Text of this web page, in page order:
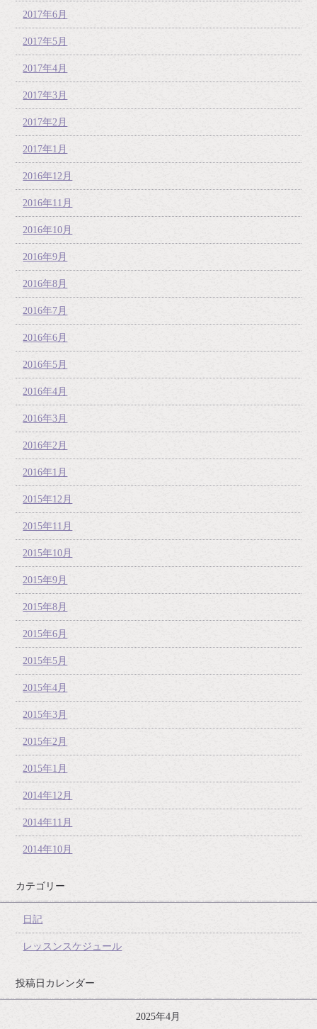
2017年6月
2017年5月
2017年4月
2017年3月
2017年2月
2017年1月
2016年12月
2016年11月
2016年10月
2016年9月
2016年8月
2016年7月
2016年6月
2016年5月
2016年4月
2016年3月
2016年2月
2016年1月
2015年12月
2015年11月
2015年10月
2015年9月
2015年8月
2015年6月
2015年5月
2015年4月
2015年3月
2015年2月
2015年1月
2014年12月
2014年11月
2014年10月
カテゴリー
日記
レッスンスケジュール
投稿日カレンダー
2025年4月